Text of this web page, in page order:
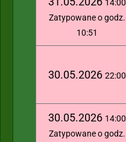
14:00
Zatypowane o godz.
10:51
30.05.2026 22:00
30.05.2026 14:00
Zatypowane o godz.